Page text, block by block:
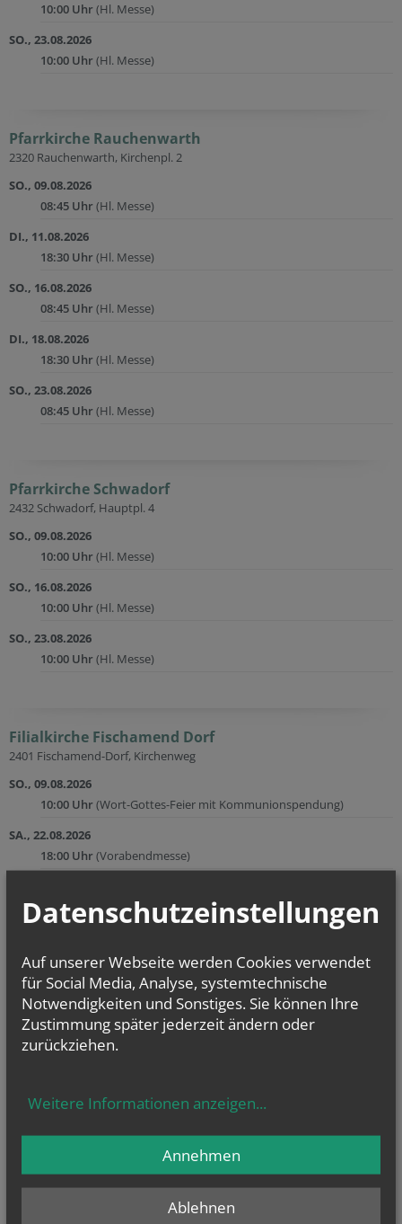
10:00 Uhr(Hl. Messe)
SO., 23.08.2026
10:00 Uhr(Hl. Messe)
Pfarrkirche Rauchenwarth
2320 Rauchenwarth, Kirchenpl. 2
SO., 09.08.2026
08:45 Uhr(Hl. Messe)
DI., 11.08.2026
18:30 Uhr(Hl. Messe)
SO., 16.08.2026
08:45 Uhr(Hl. Messe)
DI., 18.08.2026
18:30 Uhr(Hl. Messe)
SO., 23.08.2026
08:45 Uhr(Hl. Messe)
Pfarrkirche Schwadorf
2432 Schwadorf, Hauptpl. 4
SO., 09.08.2026
10:00 Uhr(Hl. Messe)
SO., 16.08.2026
10:00 Uhr(Hl. Messe)
SO., 23.08.2026
10:00 Uhr(Hl. Messe)
Filialkirche Fischamend Dorf
2401 Fischamend-Dorf, Kirchenweg
SO., 09.08.2026
10:00 Uhr(Wort-Gottes-Feier mit Kommunionspendung)
SA., 22.08.2026
18:00 Uhr(Vorabendmesse)
2431 Kleinneusiedl, Kirchenpl.
DI., 11.08.2026
18:00 Uhr(Rosenkranz)
DI., 18.08.2026
18:00 Uhr (Rosenkranz)
18:00 Uhr(Vorabendmesse)
zurück
Datenschutzeinstellungen
Auf unserer Webseite werden Cookies verwendet
für Social Media, Analyse, systemtechnische
Notwendigkeiten und Sonstiges. Sie können Ihre
Zustimmung später jederzeit ändern oder
zurückziehen.
Weitere Informationen anzeigen...
Ablehnen
Annehmen